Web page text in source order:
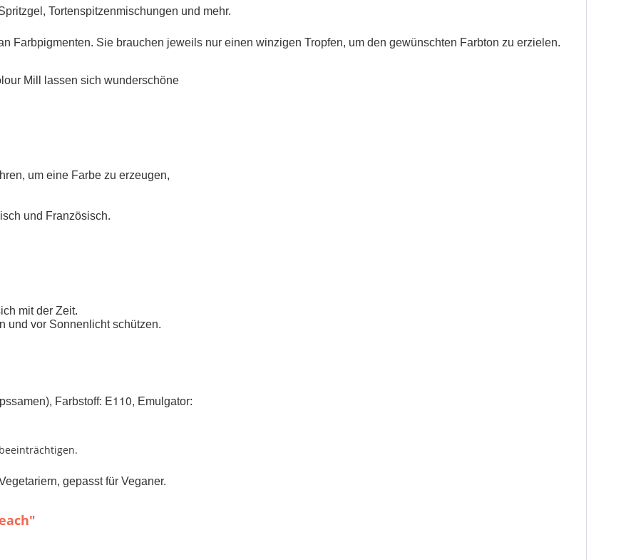
Tortenspitzenmischungen und mehr.
Farbpigmenten. Sie brauchen jeweils nur einen winzigen Tropfen, um den gewünschten Farbton zu erzielen.
Mill lassen sich wunderschöne
um eine Farbe zu erzeugen,
und Französisch.
mit der Zeit.
und vor Sonnenlicht schützen.
Farbstoff: E110, Emulgator:
gepasst für Veganer.